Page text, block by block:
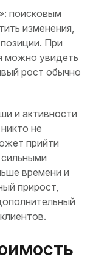
поисковым
изменения,
При
можно увидеть
рост обычно
и активности
не
прийти
времени и
прирост,